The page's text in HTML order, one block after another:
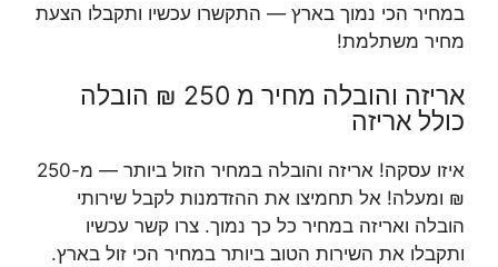
במחיר הכי נמוך בארץ — התקשרו עכשיו ותקבלו הצעת
מחיר משתלמת!
אריזה והובלה מחיר מ 250 ₪ הובלה
כולל אריזה
איזו עסקה! אריזה והובלה במחיר הזול ביותר — מ-250
₪ ומעלה! אל תחמיצו את ההזדמנות לקבל שירותי
הובלה ואריזה במחיר כל כך נמוך. צרו קשר עכשיו
ותקבלו את השירות הטוב ביותר במחיר הכי זול בארץ.